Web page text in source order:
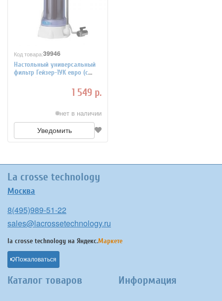
Код товара:39946
Настольный универсальный
фильтр Гейзер-1УК евро (с
краном)
1 549 р.
нет в наличии
Уведомить
La crosse technology
Москва
8(495)989-51-22
sales@lacrossetechnology.ru
la crosse technology на Яндекс.Маркете
Пожаловаться
Каталог товаров Информация